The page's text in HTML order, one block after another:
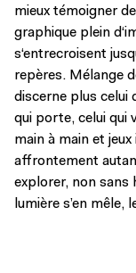
mieux témoigner
graphique plein
s‘entrecroisent
repères. Mélange
discerne plus celui
qui porte, celui qui
main à main et
affrontement
explorer, non sans
lumière s’en mêle,